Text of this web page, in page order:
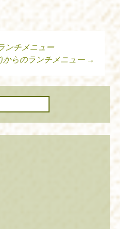
ーショ
ンチメニュー
)からのランチメニュー →